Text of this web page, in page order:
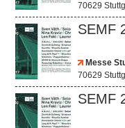
70629
SEMF
Messe
70629
SEMF